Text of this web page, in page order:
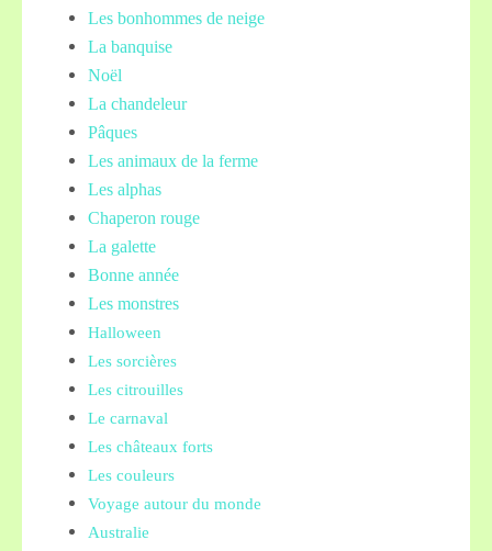
Les bonhommes de neige
La banquise
Noël
La chandeleur
Pâques
Les animaux de la ferme
Les alphas
Chaperon rouge
La galette
Bonne année
Les monstres
Halloween
Les sorcières
Les citrouilles
Le carnaval
Les châteaux forts
Les couleurs
Voyage autour du monde
Australie